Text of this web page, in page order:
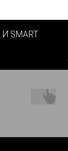
SMART